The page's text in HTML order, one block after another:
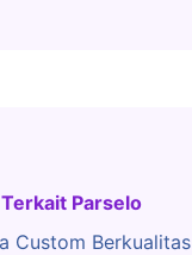
Parselo
Custom Berkualitas